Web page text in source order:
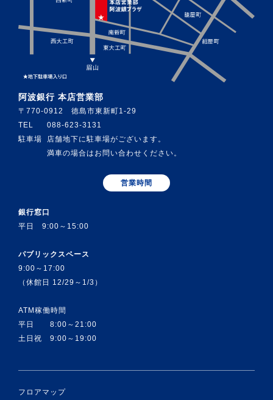
阿波銀行 本店営業部
〒770-0912 徳島市東新町1-29
TEL
088-623-3131
駐車場
店舗地下に駐車場がございます。
満車の場合はお問い合わせください。
営業時間
銀行窓口
平日 9:00～15:00
パブリックスペース
9:00～17:00
（休館日 12/29～1/3）
ATM稼働時間
平日 8:00～21:00
土日祝 9:00～19:00
フロアマップ